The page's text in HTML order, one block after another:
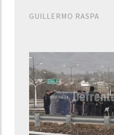
GUILLERMO RASPA